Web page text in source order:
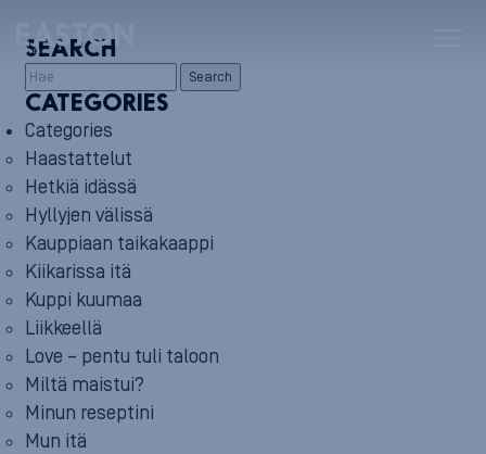
SEARCH
Search
CATEGORIES
Categories
Haastattelut
Hetkiä idässä
Hyllyjen välissä
Kauppiaan taikakaappi
Kiikarissa itä
Kuppi kuumaa
Liikkeellä
Love – pentu tuli taloon
Miltä maistui?
Minun reseptini
Mun itä